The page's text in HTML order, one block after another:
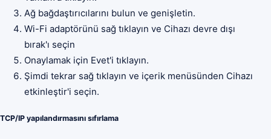
Ağ bağdaştırıcılarını bulun ve genişletin.
Wi-Fi adaptörünü sağ tıklayın ve Cihazı devre dışı
bırak'ı seçin
Onaylamak için Evet'i tıklayın.
Şimdi tekrar sağ tıklayın ve içerik menüsünden Cihazı
etkinleştir'i seçin.
TCP/IP yapılandırmasını sıfırlama